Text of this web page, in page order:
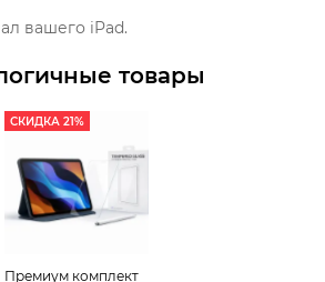
вашего iPad.
товары
СКИДКА 21%
Премиум комплект